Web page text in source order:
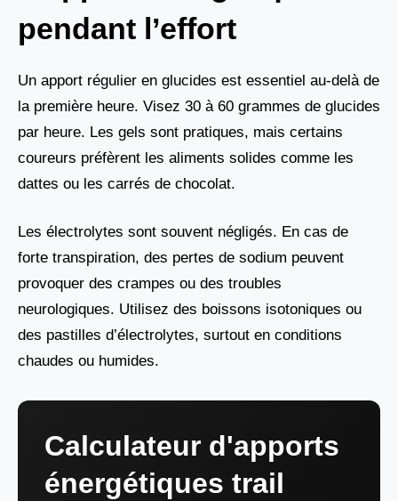
pendant l’effort
Un apport régulier en glucides est essentiel au-delà de
la première heure. Visez 30 à 60 grammes de glucides
par heure. Les gels sont pratiques, mais certains
coureurs préfèrent les aliments solides comme les
dattes ou les carrés de chocolat.
Les électrolytes sont souvent négligés. En cas de
forte transpiration, des pertes de sodium peuvent
provoquer des crampes ou des troubles
neurologiques. Utilisez des boissons isotoniques ou
des pastilles d’électrolytes, surtout en conditions
chaudes ou humides.
Calculateur d'apports
énergétiques trail